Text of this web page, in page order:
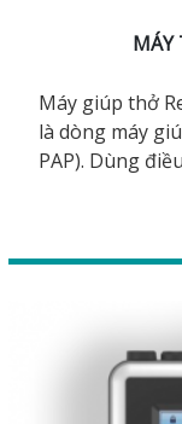
MÁY
Máy giúp thở
là dòng máy
PAP). Dùng